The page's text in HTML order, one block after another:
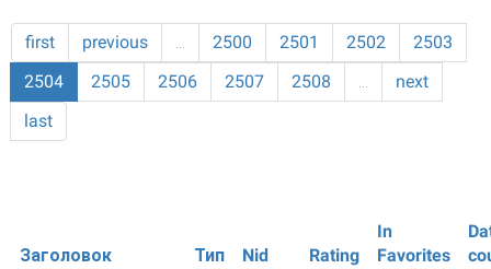
first previous … 2500 2501 2502
2503
2504
2505 2506 2507 2508 …
next
last
Заголовок Тип Nid Rating
In
Favorites